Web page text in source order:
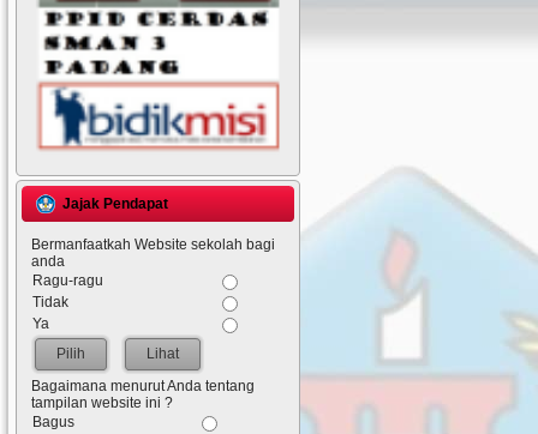
Jajak Pendapat
Bermanfaatkah Website sekolah bagi
anda
Ragu-ragu
Tidak
Ya
Lihat
Bagaimana menurut Anda tentang
tampilan website ini ?
Bagus